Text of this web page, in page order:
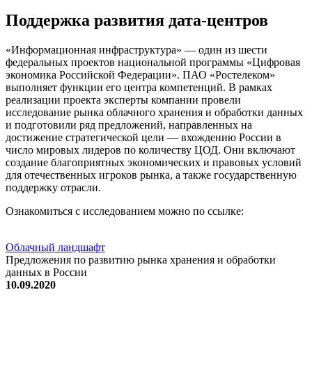
Поддержка развития дата-центров
«Информационная инфраструктура» — один из шести
федеральных проектов национальной программы «Цифровая
экономика Российской Федерации». ПАО «Ростелеком»
выполняет функции его центра компетенций. В рамках
реализации проекта эксперты компании провели
исследование рынка облачного хранения и обработки данных
и подготовили ряд предложений, направленных на
достижение стратегической цели — вхождению России в
число мировых лидеров по количеству ЦОД. Они включают
создание благоприятных экономических и правовых условий
для отечественных игроков рынка, а также государственную
поддержку отрасли.
Ознакомиться с исследованием можно по ссылке:
Облачный ландшафт
Предложения по развитию рынка хранения и обработки
данных в России
10.09.2020